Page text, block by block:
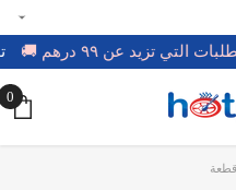
للطلبات التي تزيد عن ٩٩ درهم 🚚
0
0